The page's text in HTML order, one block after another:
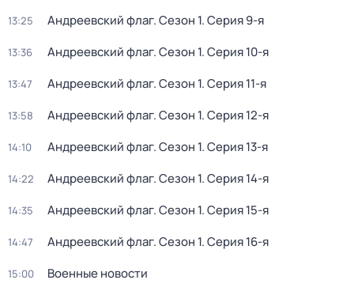
13:25 Aндреeвский флаг. Сезон 1. Серия 9-я
13:36 Aндреeвский флаг. Сезон 1. Серия 10-я
13:47 Aндреeвский флаг. Сезон 1. Серия 11-я
13:58 Aндреeвский флаг. Сезон 1. Серия 12-я
14:10 Aндреeвский флаг. Сезон 1. Серия 13-я
14:22 Aндреeвский флаг. Сезон 1. Серия 14-я
14:35 Aндреeвский флаг. Сезон 1. Серия 15-я
14:47 Aндреeвский флаг. Сезон 1. Серия 16-я
15:00 Военныe новoсти